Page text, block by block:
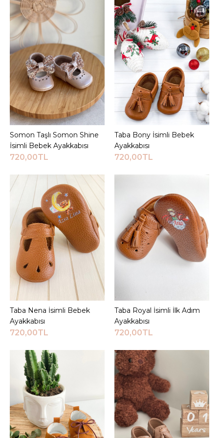
720,00TL
Sepete Ekle
KARŞILAŞTIRMA LISTESINE EKLE
ALIŞVERIŞ LISTESINE EKLE
JEEYMI BABY
Renkli Taşlı Beyaz Shine
İsimli Bebek Ayakkabısı
720,00TL
KARŞILAŞTIRMA LISTESINE EKLE
ALIŞVERIŞ LISTESINE EKLE
JEEYMI BABY
Somon Babet İsimli Kız
Bebek Ayakkabısı
750,00TL
Sepete Ekle
ALIŞVERIŞ LISTESINE EKLE
JEEYMI BABY
Somon Pody İsimli Kız
Bebek Ayakkabısı
Sepete Ekle
Somon Taşlı Somon Shine
İsimli Bebek Ayakkabısı
720,00TL
Sepete Ekle
Taba Bony İsimli Bebek
Ayakkabısı
720,00TL
Sepete Ekle
Taba Nena İsimli Bebek
Ayakkabısı
720,00TL
Sepete Ekle
Taba Royal İsimli İlk Adım
Ayakkabısı
720,00TL